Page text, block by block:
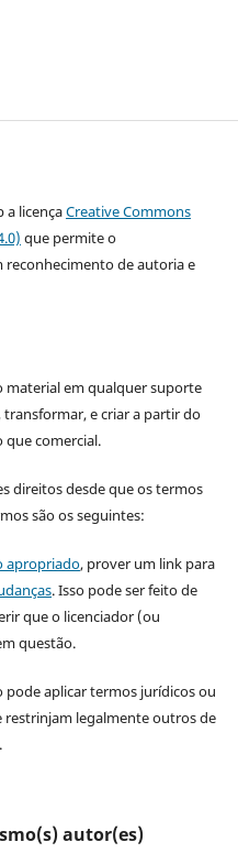
a licençaCreative Commons
que permite o
de autoria e
em qualquer suporte
e criar a partir do
que comercial.
direitos desde que os termos
são os seguintes:
apropriado, prover um link para
. Isso pode ser feito de
que o licenciador (ou
questão.
pode aplicar termos jurídicos ou
legalmente outros de
autor(es)